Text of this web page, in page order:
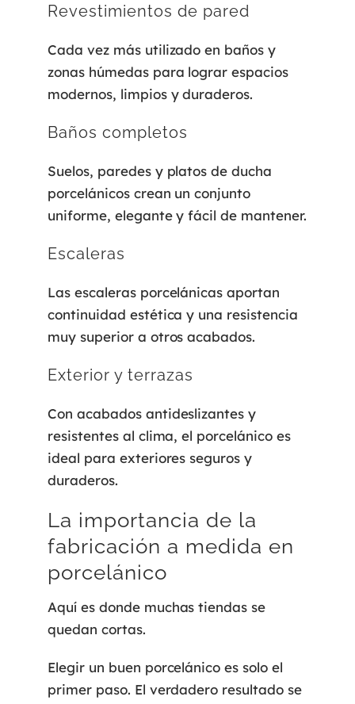
Revestimientos de pared
Cada vez más utilizado en baños y
zonas húmedas para lograr espacios
modernos, limpios y duraderos.
Baños completos
Suelos, paredes y platos de ducha
porcelánicos crean un conjunto
uniforme, elegante y fácil de mantener.
Escaleras
Las escaleras porcelánicas aportan
continuidad estética y una resistencia
muy superior a otros acabados.
Exterior y terrazas
Con acabados antideslizantes y
resistentes al clima, el porcelánico es
ideal para exteriores seguros y
duraderos.
La importancia de la
fabricación a medida en
porcelánico
Aquí es donde muchas tiendas se
quedan cortas.
Elegir un buen porcelánico es solo el
primer paso. El verdadero resultado se